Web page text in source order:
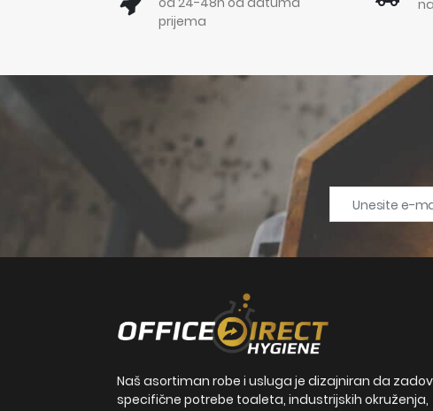
prijema
Naš asortiman robe i usluga je dizajniran da
specifične potrebe toaleta, industrijskih okruženja,